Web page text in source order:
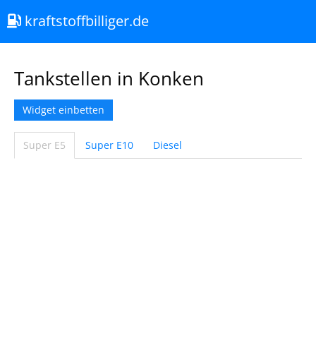
kraftstoffbilliger.de
Tankstellen in Konken
Widget einbetten
Super E5 Super E10 Diesel